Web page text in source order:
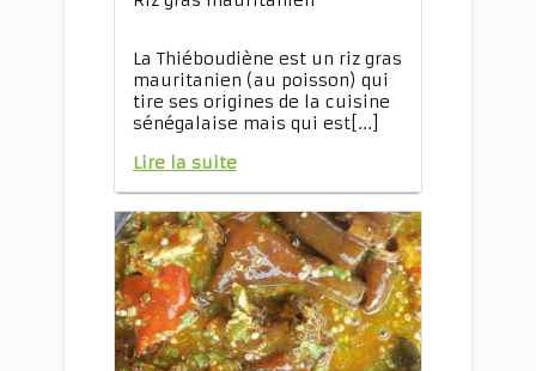
La Thiéboudiène est un riz gras
mauritanien (au poisson) qui
tire ses origines de la cuisine
sénégalaise mais qui est[...]
Lire la suite